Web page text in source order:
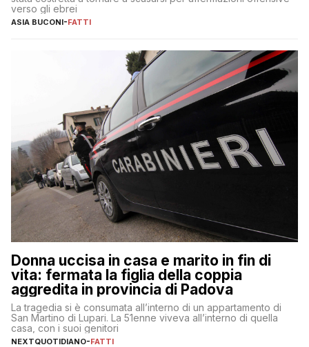
verso gli ebrei
ASIA BUCONI-FATTI
Donna uccisa in casa e marito in fin di
vita: fermata la figlia della coppia
aggredita in provincia di Padova
La tragedia si è consumata all’interno di un appartamento di
San Martino di Lupari. La 51enne viveva all’interno di quella
casa, con i suoi genitori
NEXTQUOTIDIANO-FATTI